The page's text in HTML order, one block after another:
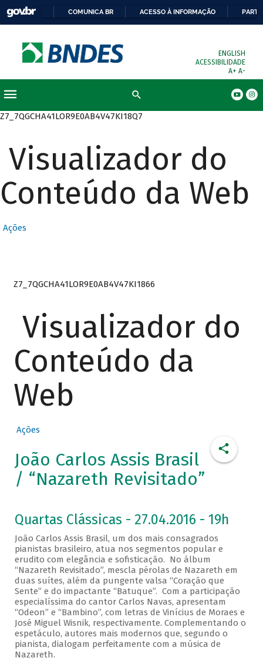
COMUNICA BR ACESSO À INFORMAÇÃO
ENGLISH
ACESSIBILIDADE
A+ A-
Z7_7QGCHA41LOR9E0AB4V47KI18Q7
Visualizador do
Conteúdo da Web
Ações
Z7_7QGCHA41LOR9E0AB4V47KI1866
Visualizador do
Conteúdo da
Web
Ações
João Carlos Assis Brasil
/ “Nazareth Revisitado”
Quartas Clássicas - 27.04.2016 - 19h
João Carlos Assis Brasil, um dos mais consagrados
pianistas brasileiro, atua nos segmentos popular e
erudito com elegância e sofisticação. No álbum
“Nazareth Revisitado”, mescla pérolas de Nazareth em
duas suítes, além da pungente valsa “Coração que
Sente” e do impactante “Batuque”. Com a participação
especialíssima do cantor Carlos Navas, apresentam
“Odeon” e “Bambino”, com letras de Vinícius de Moraes e
José Miguel Wisnik, respectivamente. Complementando o
espetáculo, autores mais modernos que, segundo o
pianista, dialogam perfeitamente com a música de
Nazareth.